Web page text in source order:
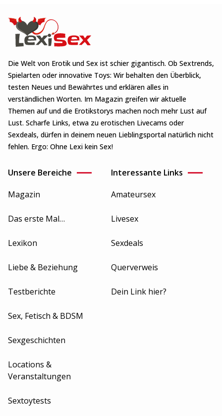
Die Welt von Erotik und Sex ist schier gigantisch. Ob Sextrends,
Spielarten oder innovative Toys: Wir behalten den Überblick,
testen Neues und Bewährtes und erklären alles in
verständlichen Worten. Im Magazin greifen wir aktuelle
Themen auf und die Erotikstorys machen noch mehr Lust auf
Lust. Scharfe Links, etwa zu erotischen Livecams oder
Sexdeals, dürfen in deinem neuen Lieblingsportal natürlich nicht
fehlen. Ergo: Ohne Lexi kein Sex!
Unsere Bereiche
Magazin
Das erste Mal…
Lexikon
Liebe & Beziehung
Testberichte
Sex, Fetisch & BDSM
Sexgeschichten
Locations &
Veranstaltungen
Sextoytests
Interessante Links
Amateursex
Livesex
Sexdeals
Querverweis
Dein Link hier?